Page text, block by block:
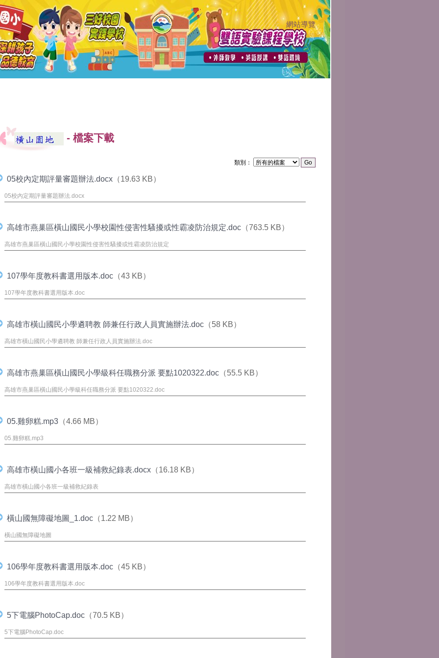
::: 網站導覽
- 檔案下載
類別：
05校內定期評量審題辦法.docx （19.63 KB）
05校內定期評量審題辦法.docx
高雄市燕巢區橫山國民小學校園性侵害性騷擾或性霸凌防治規定.doc （763.5 KB）
高雄市燕巢區橫山國民小學校園性侵害性騷擾或性霸凌防治規定
107學年度教科書選用版本.doc （43 KB）
107學年度教科書選用版本.doc
高雄市橫山國民小學遴聘教 師兼任行政人員實施辦法.doc （58 KB）
高雄市橫山國民小學遴聘教 師兼任行政人員實施辦法.doc
高雄市燕巢區橫山國民小學級科任職務分派 要點1020322.doc （55.5 KB）
高雄市燕巢區橫山國民小學級科任職務分派 要點1020322.doc
05.雞卵糕.mp3 （4.66 MB）
05.雞卵糕.mp3
高雄市橫山國小各班一級補救紀錄表.docx （16.18 KB）
高雄市橫山國小各班一級補救紀錄表
橫山國無障礙地圖_1.doc （1.22 MB）
橫山國無障礙地圖
106學年度教科書選用版本.doc （45 KB）
106學年度教科書選用版本.doc
5下電腦PhotoCap.doc （70.5 KB）
5下電腦PhotoCap.doc